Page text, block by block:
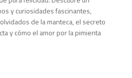
y curiosidades fascinantes,
de la manteca, el secreto
y cómo el amor por la pimienta